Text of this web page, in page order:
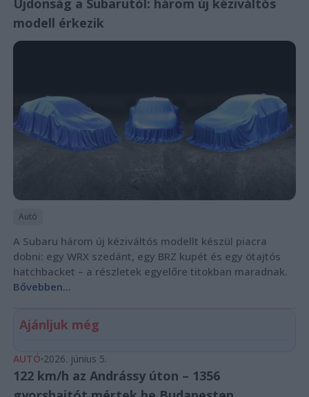
Újdonság a Subarutól: három új kéziváltós
modell érkezik
Autó
A Subaru három új kéziváltós modellt készül piacra
dobni: egy WRX szedánt, egy BRZ kupét és egy ötajtós
hatchbacket – a részletek egyelőre titokban maradnak.
Bővebben...
Ajánljuk még
AUTÓ 2026. június 5.
122 km/h az Andrássy úton – 1356